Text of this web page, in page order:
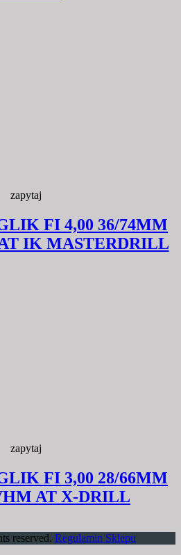
zapytaj
FI 4,00 36/74MM
IK MASTERDRILL
zapytaj
FI 3,00 28/66MM
AT X-DRILL
reserved. Regulamin Sklepu